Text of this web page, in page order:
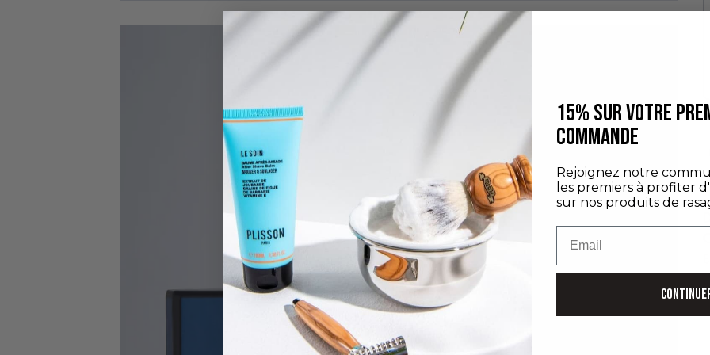
15% SUR VOTRE
COMMANDE
Rejoignez notre
les premiers à profiter
sur nos produits de